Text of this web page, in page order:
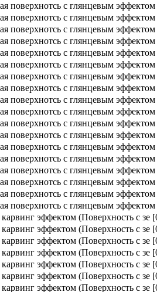
поверхнотсь с глянцевым эффектом
поверхнотсь с глянцевым эффектом
поверхнотсь с глянцевым эффектом
поверхнотсь с глянцевым эффектом
поверхнотсь с глянцевым эффектом
поверхнотсь с глянцевым эффектом
поверхнотсь с глянцевым эффектом
поверхнотсь с глянцевым эффектом
поверхнотсь с глянцевым эффектом
поверхнотсь с глянцевым эффектом
поверхнотсь с глянцевым эффектом
поверхнотсь с глянцевым эффектом
поверхнотсь с глянцевым эффектом
поверхнотсь с глянцевым эффектом
поверхнотсь с глянцевым эффектом
поверхнотсь с глянцевым эффектом
поверхнотсь с глянцевым эффектом
поверхнотсь с глянцевым эффектом
эффектом (Поверхность с зе
эффектом (Поверхность с зе
эффектом (Поверхность с зе
эффектом (Поверхность с зе
эффектом (Поверхность с зе
эффектом (Поверхность с зе
эффектом (Поверхность с зе